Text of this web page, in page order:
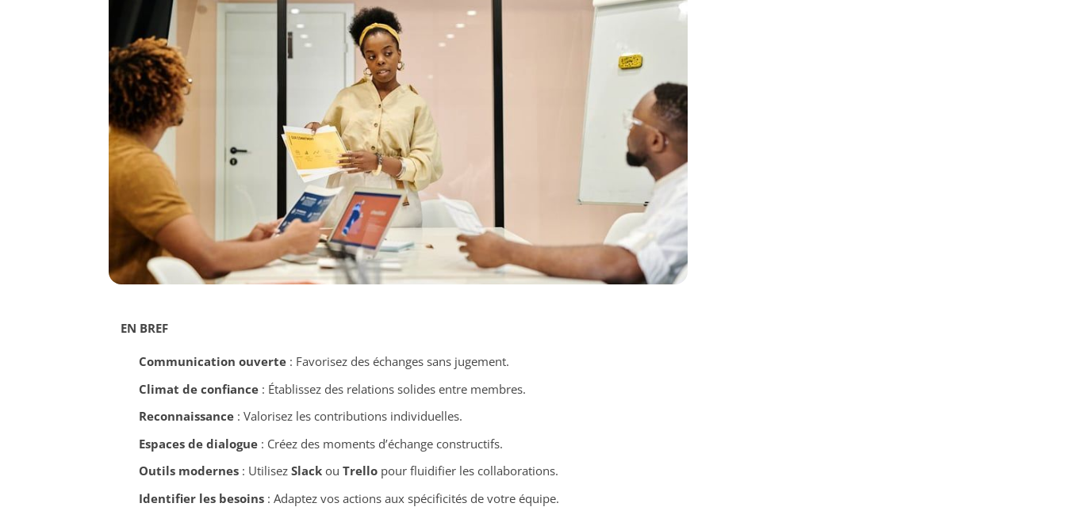
EN BREF
Communication ouverte: Favorisez des échanges sans jugement.
Climat de confiance: Établissez des relations solides entre membres.
Reconnaissance: Valorisez les contributions individuelles.
Espaces de dialogue: Créez des moments d’échange constructifs.
Outils modernes: Utilisez Slackou Trellopour fluidifier les collaborations.
Identifier les besoins: Adaptez vos actions aux spécificités de votre équipe.